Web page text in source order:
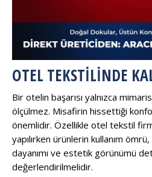
OTEL TEKSTILINDE
Bir otelin başarısı yalnızca
ölçülmez. Misafirin hissettiği
önemlidir. Özellikle otel tekstil
yapılırken ürünlerin kullanım ömrü,
dayanımı ve estetik görünümü
değerlendirilmelidir.